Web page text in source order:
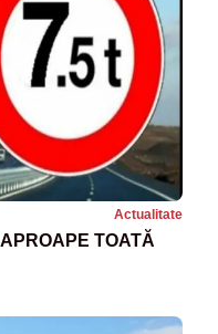
Actualitate
TOATĂ